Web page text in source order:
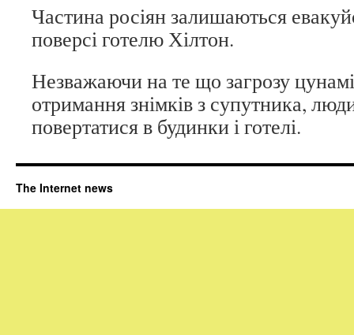
Частина росіян залишаються
поверсі готелю Хілтон.
Незважаючи на те що загрозу
отримання знімків з супутника,
повертатися в будинки і готелі.
The Internet news